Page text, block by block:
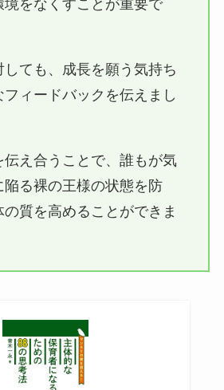
境をなくすことが重要で
しても、成長を願う気持ち
フィードバックを伝えまし
え合うことで、誰もが気
る裸の王様の状態を防
の質を高めることができま